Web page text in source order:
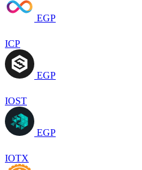
EGP
ICP
EGP
IOST
EGP
IOTX